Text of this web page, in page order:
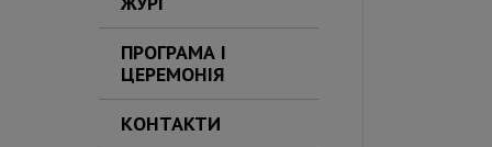
ПРОГРАМА І
ЦЕРЕМОНІЯ
КОНТАКТИ